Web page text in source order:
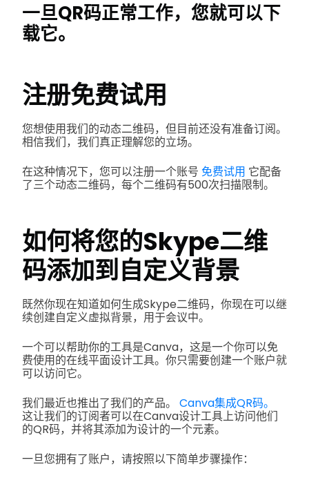
一旦QR码正常工作，您就可以下
载它。
注册免费试用
您想使用我们的动态二维码，但目前还没有准备订阅。
相信我们，我们真正理解您的立场。
在这种情况下，您可以注册一个账号 免费试用 它配备
了三个动态二维码，每个二维码有500次扫描限制。
如何将您的Skype二维
码添加到自定义背景
既然你现在知道如何生成Skype二维码，你现在可以继
续创建自定义虚拟背景，用于会议中。
一个可以帮助你的工具是Canva，这是一个你可以免
费使用的在线平面设计工具。你只需要创建一个账户就
可以访问它。
我们最近也推出了我们的产品。 Canva集成QR码。
这让我们的订阅者可以在Canva设计工具上访问他们
的QR码，并将其添加为设计的一个元素。
一旦您拥有了账户，请按照以下简单步骤操作：